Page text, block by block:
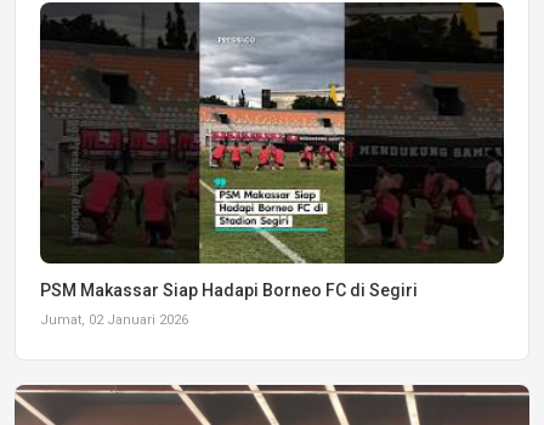
PSM Makassar Siap Hadapi Borneo FC di Segiri
Jumat, 02 Januari 2026